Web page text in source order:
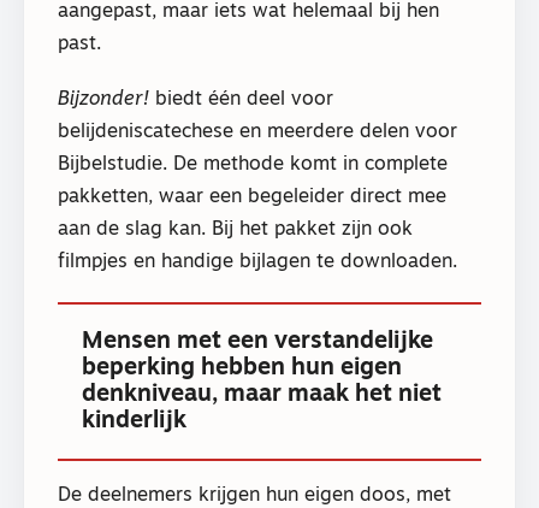
aangepast, maar iets wat helemaal bij hen
past.
Bijzonder! biedt één deel voor
belijdeniscatechese en meerdere delen voor
Bijbelstudie. De methode komt in complete
pakketten, waar een begeleider direct mee
aan de slag kan. Bij het pakket zijn ook
filmpjes en handige bijlagen te downloaden.
Mensen met een verstandelijke
beperking hebben hun eigen
denkniveau, maar maak het niet
kinderlijk
De deelnemers krijgen hun eigen doos, met